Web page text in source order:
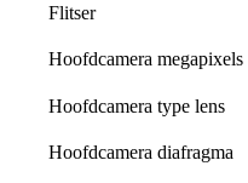
Flitser
Hoofdcamera megapixels
Hoofdcamera type lens
Hoofdcamera diafragma